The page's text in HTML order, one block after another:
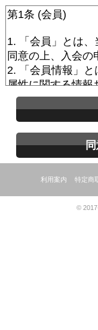
利用案内 特定商
©